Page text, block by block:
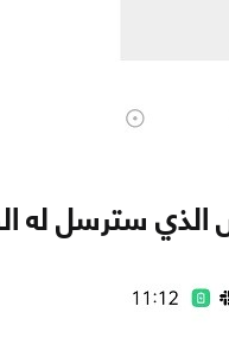
سترسل له